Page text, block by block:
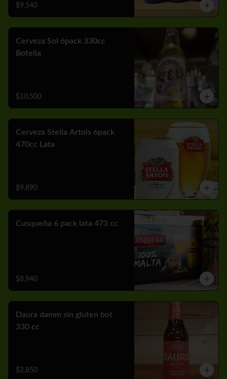
$9.540
Cerveza Sol 6pack 330cc
Botella
$10.500
Cerveza Stella Artois 6pack
470cc Lata
$9.890
Cusqueña 6 pack lata 473 cc
$8.940
Daura damm sin gluten bot
330 cc
$2.850